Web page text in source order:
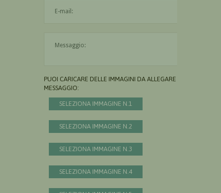
PUOI CARICARE DELLE IMMAGINI DA ALLEGARE AL
MESSAGGIO:
SELEZIONA IMMAGINE N.1
SELEZIONA IMMAGINE N.2
SELEZIONA IMMAGINE N.3
SELEZIONA IMMAGINE N.4